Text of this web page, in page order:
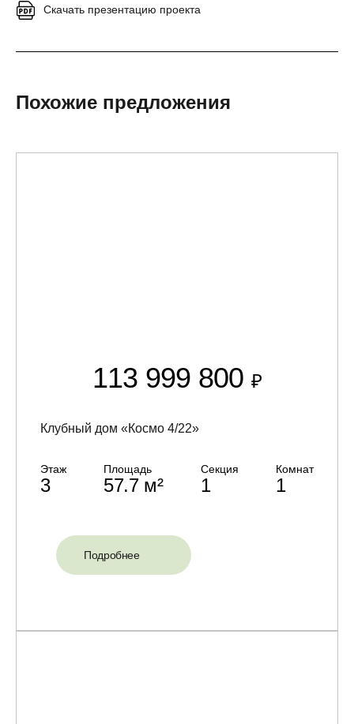
Скачать презентацию проекта
Похожие предложения
113 999 800₽
Клубный дом «Космо 4/22»
Этаж
3
Площадь
57.7 м²
Секция
1
Комнат
1
Подробнее